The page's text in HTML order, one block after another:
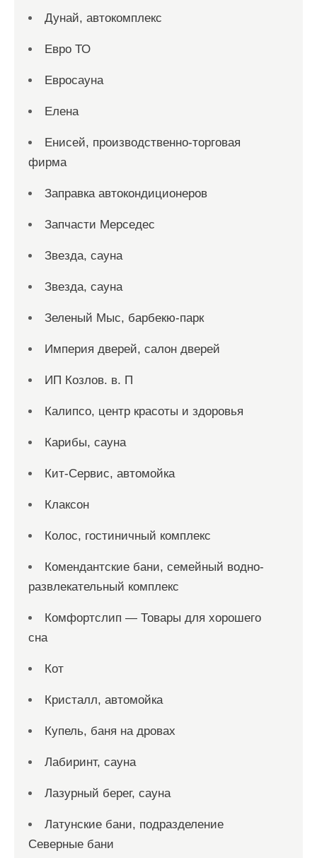
Дунай, автокомплекс
Евро ТО
Евросауна
Елена
Енисей, производственно-торговая
фирма
Заправка автокондиционеров
Запчасти Мерседес
Звезда, сауна
Звезда, сауна
Зеленый Мыс, барбекю-парк
Империя дверей, салон дверей
ИП Козлов. в. П
Калипсо, центр красоты и здоровья
Карибы, сауна
Кит-Сервис, автомойка
Клаксон
Колос, гостиничный комплекс
Комендантские бани, семейный водно-
развлекательный комплекс
Комфортслип — Товары для хорошего
сна
Кот
Кристалл, автомойка
Купель, баня на дровах
Лабиринт, сауна
Лазурный берег, сауна
Латунские бани, подразделение
Северные бани